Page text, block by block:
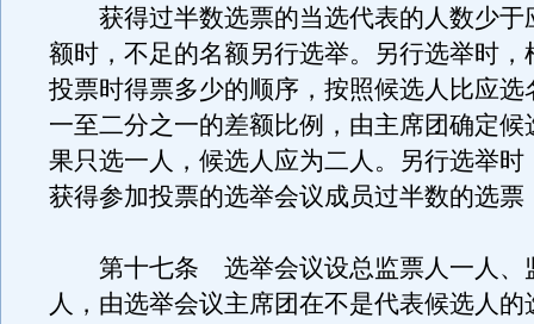
获得过半数选票的当选代表的人数少于
额时，不足的名额另行选举。另行选举时，
投票时得票多少的顺序，按照候选人比应选
一至二分之一的差额比例，由主席团确定候
果只选一人，候选人应为二人。另行选举时
获得参加投票的选举会议成员过半数的选票
第十七条 选举会议设总监票人一人、
人，由选举会议主席团在不是代表候选人的